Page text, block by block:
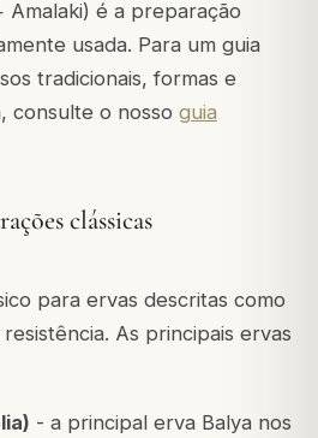
Amalaki) é a preparação
usada. Para um guia
tradicionais, formas e
consulte o nosso guia
clássicas
para ervas descritas como
As principais ervas
- a principal erva Balya nos